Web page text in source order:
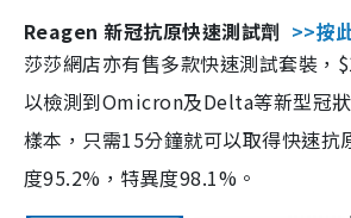
Reagen 新冠抗原快速測試劑 >>按
莎莎網店亦有售多款快速測試套裝，
以檢測到Omicron及Delta等新型冠
樣本，只需15分鐘就可以取得快速抗
度95.2%，特異度98.1%。